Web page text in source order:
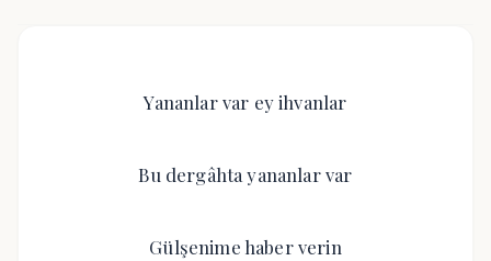
Yananlar var ey ihvanlar
Bu dergâhta yananlar var
Gülşenime haber verin